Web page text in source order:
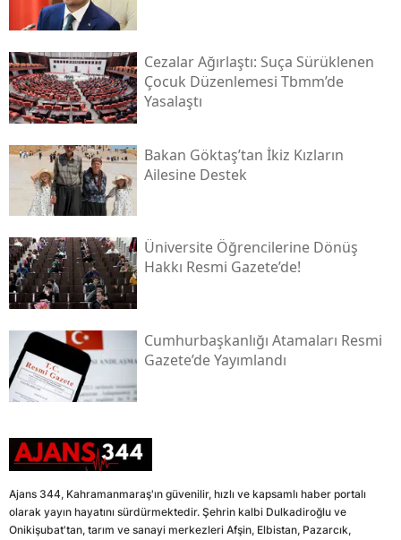
Cezalar Ağırlaştı: Suça Sürüklenen
Çocuk Düzenlemesi Tbmm’de
Yasalaştı
Bakan Göktaş’tan İkiz Kızların
Ailesine Destek
Üniversite Öğrencilerine Dönüş
Hakkı Resmi Gazete’de!
Cumhurbaşkanlığı Atamaları Resmi
Gazete’de Yayımlandı
Ajans 344, Kahramanmaraş'ın güvenilir, hızlı ve kapsamlı haber portalı
olarak yayın hayatını sürdürmektedir. Şehrin kalbi Dulkadiroğlu ve
Onikişubat'tan, tarım ve sanayi merkezleri Afşin, Elbistan, Pazarcık,